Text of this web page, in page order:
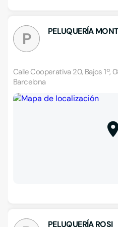
P PELUQUERÍA
Calle Cooperativa 20, Bajos 1ª,
Barcelona
PELUQUERÍA ROSI